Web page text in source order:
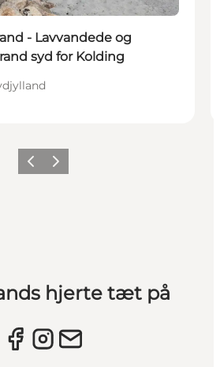
- Lavvandede og
syd for Kolding
Forrige billede
Næste billede
hjerte tæt på